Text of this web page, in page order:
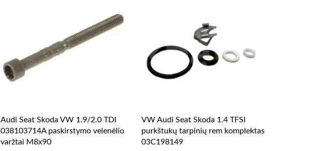
Audi Seat Skoda VW 1.9/2.0 TDI
038103714A paskirstymo velenėlio
varžtai M8x90
VW Audi Seat Skoda 1.4 TFSI
purkštukų tarpinių rem komplektas
03C198149